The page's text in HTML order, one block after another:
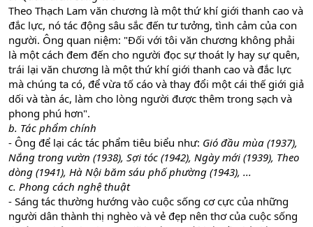
Theo Thạch Lam văn chương là một thứ khí giới thanh cao và
đắc lực, nó tác động sâu sắc đến tư tưởng, tình cảm của con
người. Ông quan niệm: "Đối với tôi văn chương không phải
là một cách đem đến cho người đọc sự thoát ly hay sự quên,
trái lại văn chương là một thứ khí giới thanh cao và đắc lực
mà chúng ta có, để vừa tố cáo và thay đổi một cái thế giới giả
dối và tàn ác, làm cho lòng người được thêm trong sạch và
phong phú hơn".
b. Tác phẩm chính
- Ông để lại các tác phẩm tiêu biểu như: Gió đầu mùa (1937),
Nắng trong vườn (1938), Sợi tóc (1942), Ngày mới (1939), Theo
dòng (1941), Hà Nội băm sáu phố phường (1943), ...
c. Phong cách nghệ thuật
- Sáng tác thường hướng vào cuộc sống cơ cực của những
người dân thành thị nghèo và vẻ đẹp nên thơ của cuộc sống